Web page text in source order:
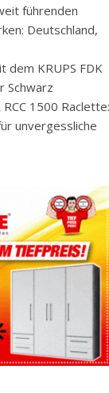
führenden
Deutschland,
dem KRUPS FDK
Schwarz
RCC 1500 Raclette:
unvergessliche